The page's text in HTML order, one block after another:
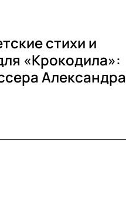
стихи и
«Крокодила»:
Александра